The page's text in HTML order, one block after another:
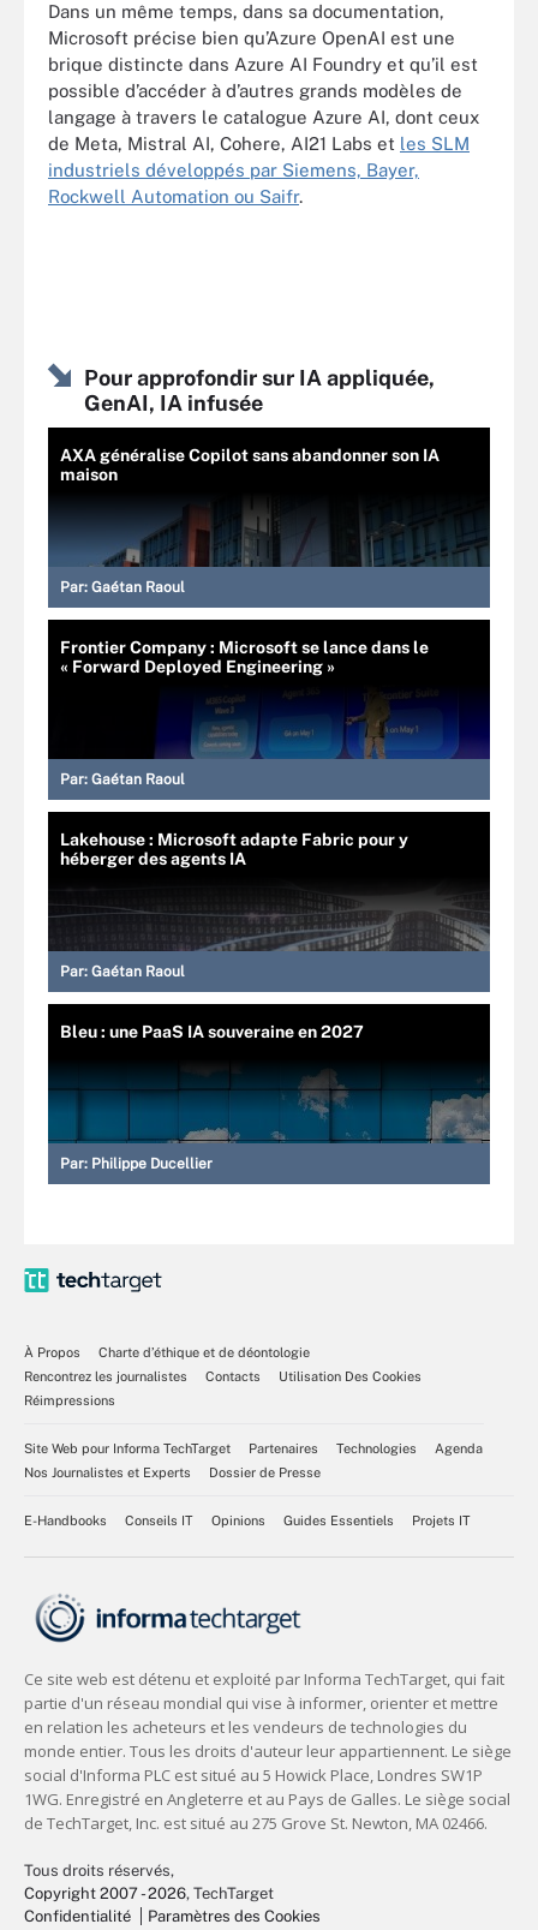
Dans un même temps, dans sa documentation,
Microsoft précise bien qu’Azure OpenAI est une
brique distincte dans Azure AI Foundry et qu’il est
possible d’accéder à d’autres grands modèles de
langage à travers le catalogue Azure AI, dont ceux
de Meta, Mistral AI, Cohere, AI21 Labs et les SLM
industriels développés par Siemens, Bayer,
Rockwell Automation ou Saifr.
Pour approfondir sur IA appliquée,
GenAI, IA infusée
AXA généralise Copilot sans abandonner son IA
maison
Par: Gaétan Raoul
Frontier Company : Microsoft se lance dans le
« Forward Deployed Engineering »
Par: Gaétan Raoul
Lakehouse : Microsoft adapte Fabric pour y
héberger des agents IA
Par: Gaétan Raoul
Bleu : une PaaS IA souveraine en 2027
Par: Philippe Ducellier
À Propos
Charte d’éthique et de déontologie
Rencontrez les journalistes
Contacts
Utilisation Des Cookies
Réimpressions
Site Web pour Informa TechTarget Partenaires Technologies
Agenda
Nos Journalistes et Experts
Dossier de Presse
E-Handbooks Conseils IT Opinions Guides Essentiels Projets IT
Tous droits réservés,
Copyright 2007 - 2026, TechTarget
Confidentialité
Paramètres des Cookies